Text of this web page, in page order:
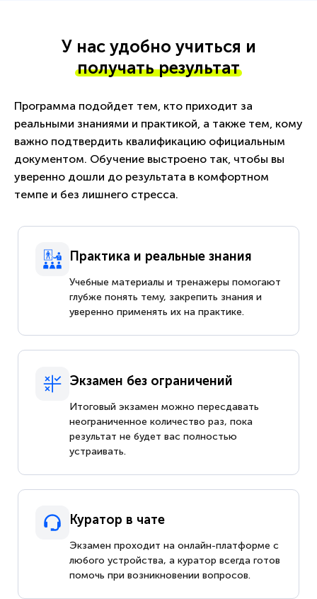
У нас удобно учиться и
получать результат
Программа подойдет тем, кто приходит за
реальными знаниями и практикой, а также тем, кому
важно подтвердить квалификацию официальным
документом. Обучение выстроено так, чтобы вы
уверенно дошли до результата в комфортном
темпе и без лишнего стресса.
Практика и реальные знания
Учебные материалы и тренажеры помогают
глубже понять тему, закрепить знания и
уверенно применять их на практике.
Экзамен без ограничений
Итоговый экзамен можно пересдавать
неограниченное количество раз, пока
результат не будет вас полностью
устраивать.
Куратор в чате
Экзамен проходит на онлайн-платформе с
любого устройства, а куратор всегда готов
помочь при возникновении вопросов.